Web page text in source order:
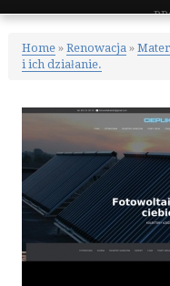
Home» Renowacja»
i ich działanie.